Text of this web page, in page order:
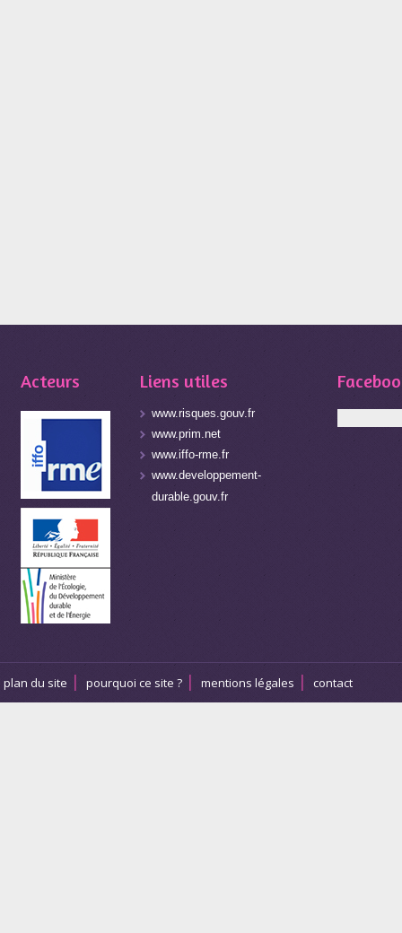
Acteurs Liens utiles
www.risques.gouv.fr
www.prim.net
www.iffo-rme.fr
www.developpement-
durable.gouv.fr
plan du site pourquoi ce site ? mentions légales contact